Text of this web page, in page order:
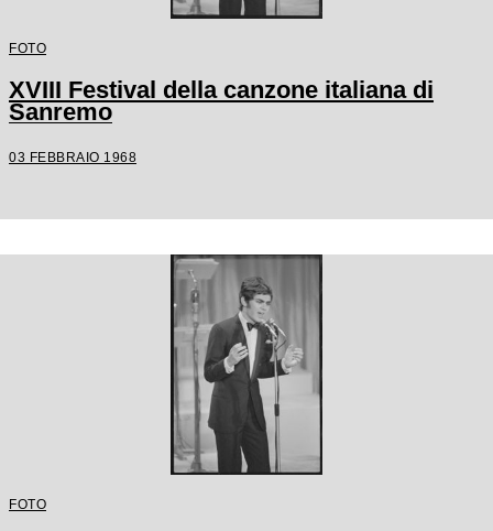
FOTO
XVIII Festival della canzone italiana di
Sanremo
03 FEBBRAIO 1968
FOTO